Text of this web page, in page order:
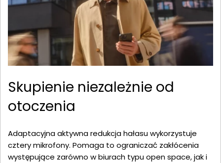
Skupienie niezależnie od
otoczenia
Adaptacyjna aktywna redukcja hałasu wykorzystuje
cztery mikrofony. Pomaga to ograniczać zakłócenia
występujące zarówno w biurach typu open space, jak i